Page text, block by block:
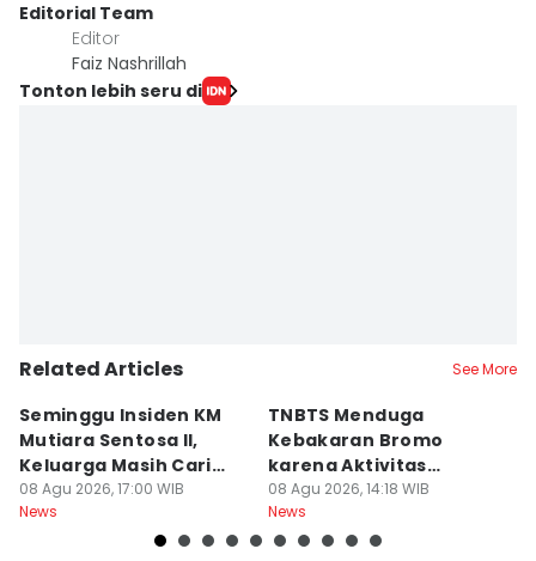
Editorial Team
Editor
Faiz Nashrillah
Tonton lebih seru di
Related Articles See More
Seminggu Insiden KM
Mutiara Sentosa II,
Keluarga Masih Cari
Korban
08 Agu 2026, 17:00 WIB
News
TNBTS Menduga
Kebakaran Bromo
karena Aktivitas
Manusia
08 Agu 2026, 14:18 WIB
News